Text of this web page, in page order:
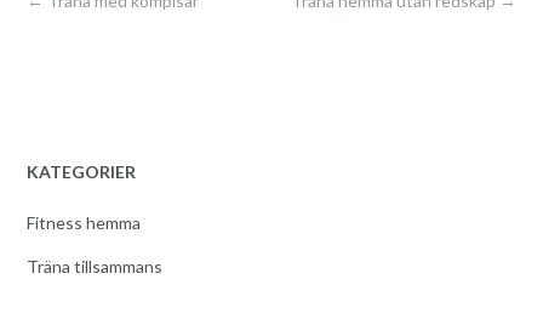
KATEGORIER
Fitness hemma
Träna tillsammans